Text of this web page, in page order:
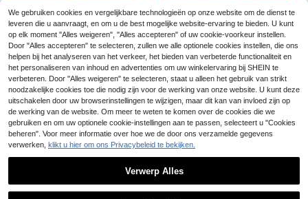
6
SHEGLAM
SHEGLAM Forever Matte 9-Kleure
n Oogschaduw Palet Merk Beauty
Cosmetica Make-Up Voor Vrouwen
En Meisjes
(1000+)
4.70€ -20% 5.88€
5
SHEGLAM
SHEGLAM Marrakesh Obsessed Pa
let Merk Beauty Cosmetica Make-
Up Voor Vrouwen En Meisjes
6.66€ -11% 7.55€
We gebruiken cookies en vergelijkbare technologieën op onze website om de dienst te
leveren die u aanvraagt, en om u de best mogelijke website-ervaring te bieden. U kunt
op elk moment "Alles weigeren", "Alles accepteren" of uw cookie-voorkeur instellen.
Door "Alles accepteren" te selecteren, zullen we alle optionele cookies instellen, die ons
helpen bij het analyseren van het verkeer, het bieden van verbeterde functionaliteit en
het personaliseren van inhoud en advertenties om uw winkelervaring bij SHEIN te
verbeteren. Door "Alles weigeren" te selecteren, staat u alleen het gebruik van strikt
noodzakelijke cookies toe die nodig zijn voor de werking van onze website. U kunt deze
uitschakelen door uw browserinstellingen te wijzigen, maar dit kan van invloed zijn op
de werking van de website. Om meer te weten te komen over de cookies die we
gebruiken en om uw optionele cookie-instellingen aan te passen, selecteert u "Cookies
beheren". Voor meer informatie over hoe we de door ons verzamelde gegevens
verwerken, klikt u hier om ons Privacybeleid te bekijken.
Verwerp Alles